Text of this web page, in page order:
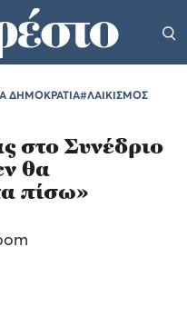
ΔΗΜΟΚΡΑΤΙΑ#ΛΑΙΚΙΣΜΟΣ
στο Συνέδριο
θα
πίσω»